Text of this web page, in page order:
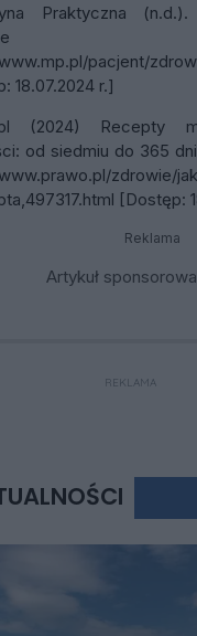
Praktyczna
pacjent/
18.07.2024 r.]
(2024) Recepty
od siedmiu do 365
zdrowie/
[Dostęp:
Reklama
Artykuł
REKLAMA